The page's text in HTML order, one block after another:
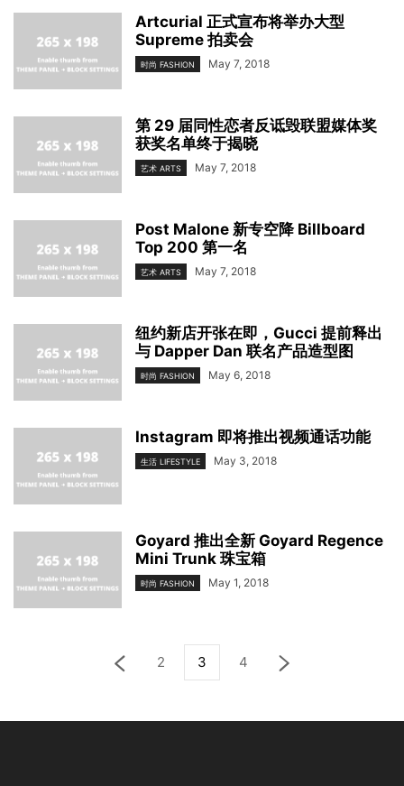
Artcurial 正式宣布将举办大型
Supreme 拍卖会
时尚 FASHION May 7, 2018
第 29 届同性恋者反诋毁联盟媒体奖
获奖名单终于揭晓
艺术 ARTS May 7, 2018
Post Malone 新专空降 Billboard
Top 200 第一名
艺术 ARTS May 7, 2018
纽约新店开张在即，Gucci 提前释出
与 Dapper Dan 联名产品造型图
时尚 FASHION May 6, 2018
Instagram 即将推出视频通话功能
生活 LIFESTYLE May 3, 2018
Goyard 推出全新 Goyard Regence
Mini Trunk 珠宝箱
时尚 FASHION May 1, 2018
2 3 4